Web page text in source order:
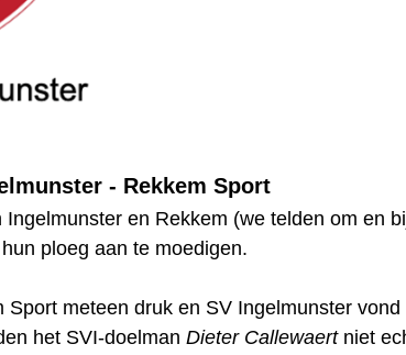
- Rekkem Sport
en Rekkem (we telden om en
ploeg aan te moedigen.
Sport meteen druk en SV Ingelmunster
het SVI-doelman Dieter Callewaertniet